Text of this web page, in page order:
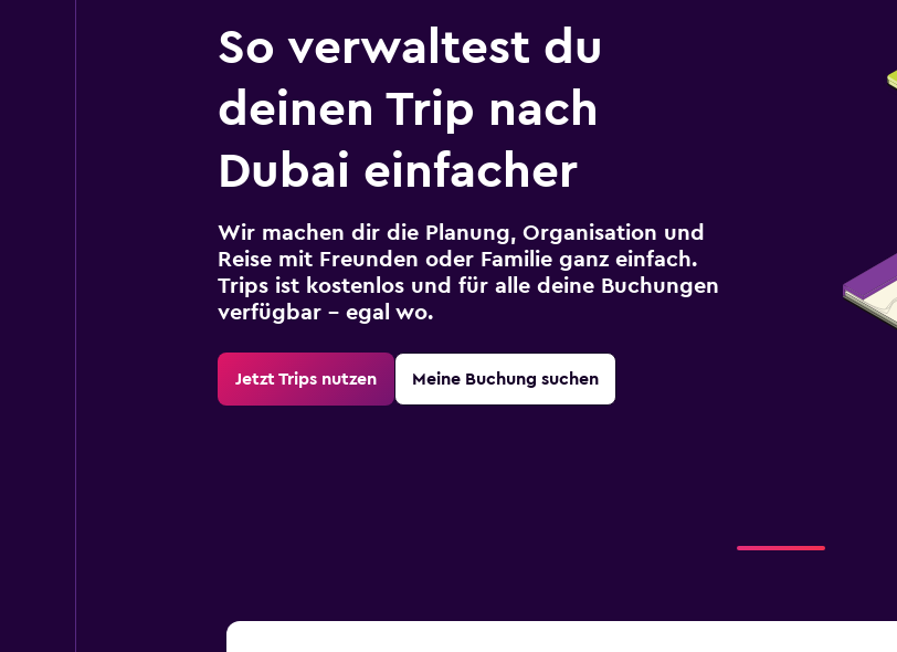
So verwaltest du
deinen Trip nach
Dubai einfacher
Wir machen dir die Planung, Organisation und
Reise mit Freunden oder Familie ganz einfach.
Trips ist kostenlos und für alle deine Buchungen
verfügbar – egal wo.
Jetzt Trips nutzen Meine Buchung suchen